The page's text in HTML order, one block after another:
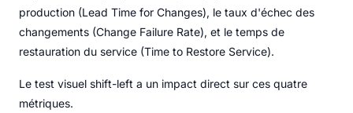
production (Lead Time for Changes), le taux d'échec des
changements (Change Failure Rate), et le temps de
restauration du service (Time to Restore Service).
Le test visuel shift-left a un impact direct sur ces quatre
métriques.